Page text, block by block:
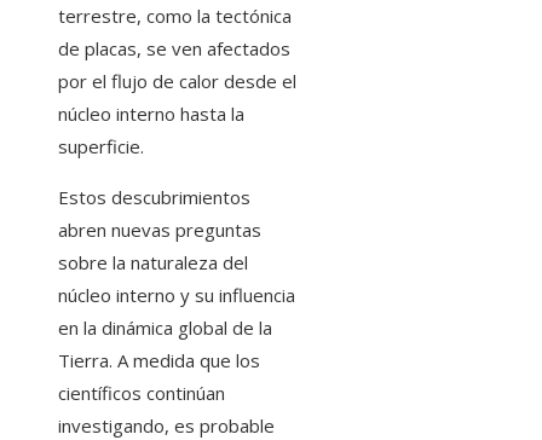
terrestre, como la tectónica
de placas, se ven afectados
por el flujo de calor desde el
núcleo interno hasta la
superficie.
Estos descubrimientos
abren nuevas preguntas
sobre la naturaleza del
núcleo interno y su influencia
en la dinámica global de la
Tierra. A medida que los
científicos continúan
investigando, es probable